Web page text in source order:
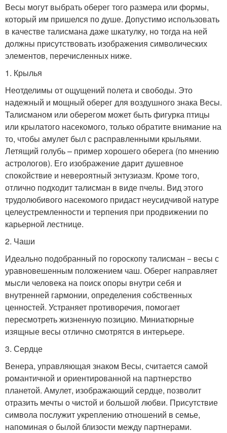
Весы могут выбрать оберег того размера или формы,
который им пришелся по душе. Допустимо использовать
в качестве талисмана даже шкатулку, но тогда на ней
должны присутствовать изображения символических
элементов, перечисленных ниже.
1. Крылья
Неотделимы от ощущений полета и свободы. Это
надежный и мощный оберег для воздушного знака Весы.
Талисманом или оберегом может быть фигурка птицы
или крылатого насекомого, только обратите внимание на
то, чтобы амулет был с расправленными крыльями.
Летящий голубь – пример хорошего оберега (по мнению
астрологов). Его изображение дарит душевное
спокойствие и невероятный энтузиазм. Кроме того,
отлично подходит талисман в виде пчелы. Вид этого
трудолюбивого насекомого придаст неусидчивой натуре
целеустремленности и терпения при продвижении по
карьерной лестнице.
2. Чаши
Идеально подобранный по гороскопу талисман − весы с
уравновешенным положением чаш. Оберег направляет
мысли человека на поиск опоры внутри себя и
внутренней гармонии, определения собственных
ценностей. Устраняет противоречия, помогает
пересмотреть жизненную позицию. Миниатюрные
изящные весы отлично смотрятся в интерьере.
3. Сердце
Венера, управляющая знаком Весы, считается самой
романтичной и ориентированной на партнерство
планетой. Амулет, изображающий сердце, позволит
отразить мечты о чистой и большой любви. Присутствие
символа послужит укреплению отношений в семье,
напоминая о былой близости между партнерами.